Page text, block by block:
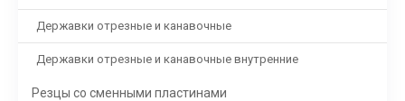
Державки отрезные и канавочные
Державки отрезные и канавочные внутренние
Резцы со сменными пластинами